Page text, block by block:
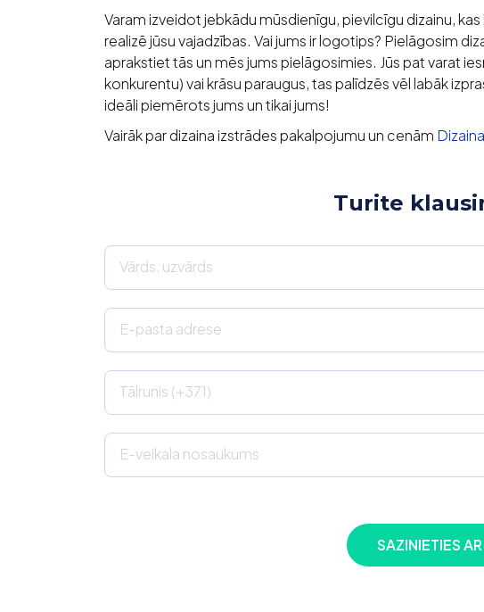
Varam izveidot jebkādu mūsdienīgu, pievilcīgu dizainu,
realizē jūsu vajadzības. Vai jums ir logotips? Pielāgosim
aprakstiet tās un mēs jums pielāgosimies. Jūs pat varat
konkurentu) vai krāsu paraugus, tas palīdzēs vēl labāk
ideāli piemērots jums un tikai jums!
Vairāk par dizaina izstrādes pakalpojumu un cenām
Turite
Vārds, uzvārds
E-pasta adrese
Tālrunis (+371)
E-veikala nosaukums